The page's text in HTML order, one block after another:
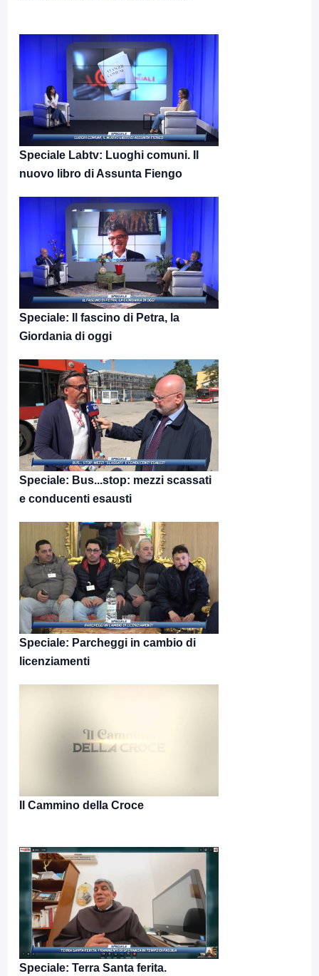
Speciale Labtv: Luoghi comuni. Il
nuovo libro di Assunta Fiengo
Speciale: Il fascino di Petra, la
Giordania di oggi
Speciale: Bus...stop: mezzi scassati
e conducenti esausti
Speciale: Parcheggi in cambio di
licenziamenti
Il Cammino della Croce
Speciale: Terra Santa ferita.